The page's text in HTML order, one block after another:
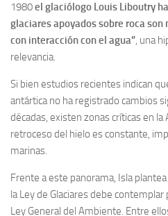
1980el glaciólogo Louis Liboutry
glaciares apoyados sobre roca
con interacción con el agua”, una
relevancia.
Si bien estudios recientes indican
antártica no ha registrado cambios
décadas, existen zonas críticas en
retroceso del hielo es constante,
marinas.
Frente a este panorama, Isla
la Ley de Glaciares debe
Ley General del Ambiente. Entre